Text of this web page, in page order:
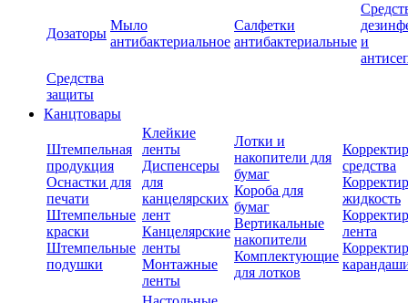
Дозаторы
Мыло
антибактериальное
Салфетки
антибактериальные и
Средства
защиты
Канцтовары
Штемпельная
продукция
Оснастки для
печати
Штемпельные
краски
Штемпельные
подушки
Клейкие
ленты
Диспенсеры
для
канцелярских
лент
Канцелярские
ленты
Монтажные
ленты
Лотки и
накопители для
бумаг
Короба для
бумаг
Вертикальные
накопители
Комплектующие
для лотков
средства
жидкость
лента